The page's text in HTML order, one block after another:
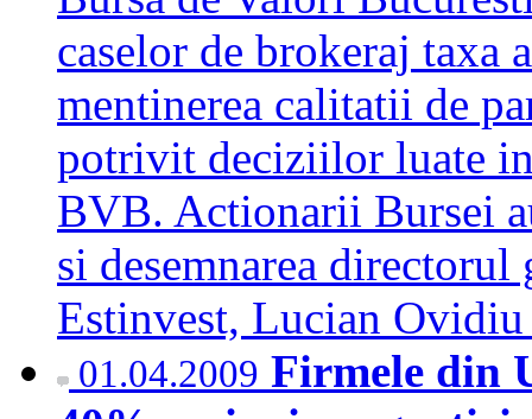
caselor de brokeraj taxa
mentinerea calitatii de
potrivit deciziilor luate
BVB. Actionarii Bursei
si desemnarea directorul
Estinvest, Lucian
01.04.2009 Firmele din